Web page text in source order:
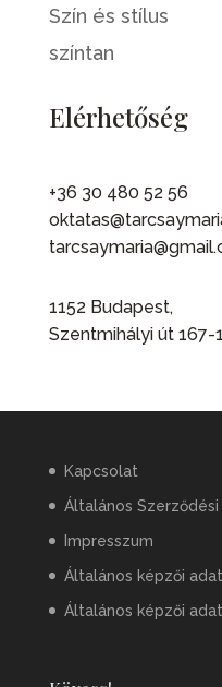
Szín és stílus
színtan
Elérhetőség
+36 30 480 52 56
1152 Budapest,
Szentmihályi út 167-
Kapcsolat
Általános
Impresszum
Általános képzői
Általános képzői